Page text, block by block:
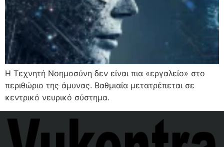
Η Τεχνητή Νοημοσύνη δεν είναι πια «εργαλείο» στο
περιθώριο της άμυνας. Βαθμιαία μετατρέπεται σε
κεντρικό νευρικό σύστημα.